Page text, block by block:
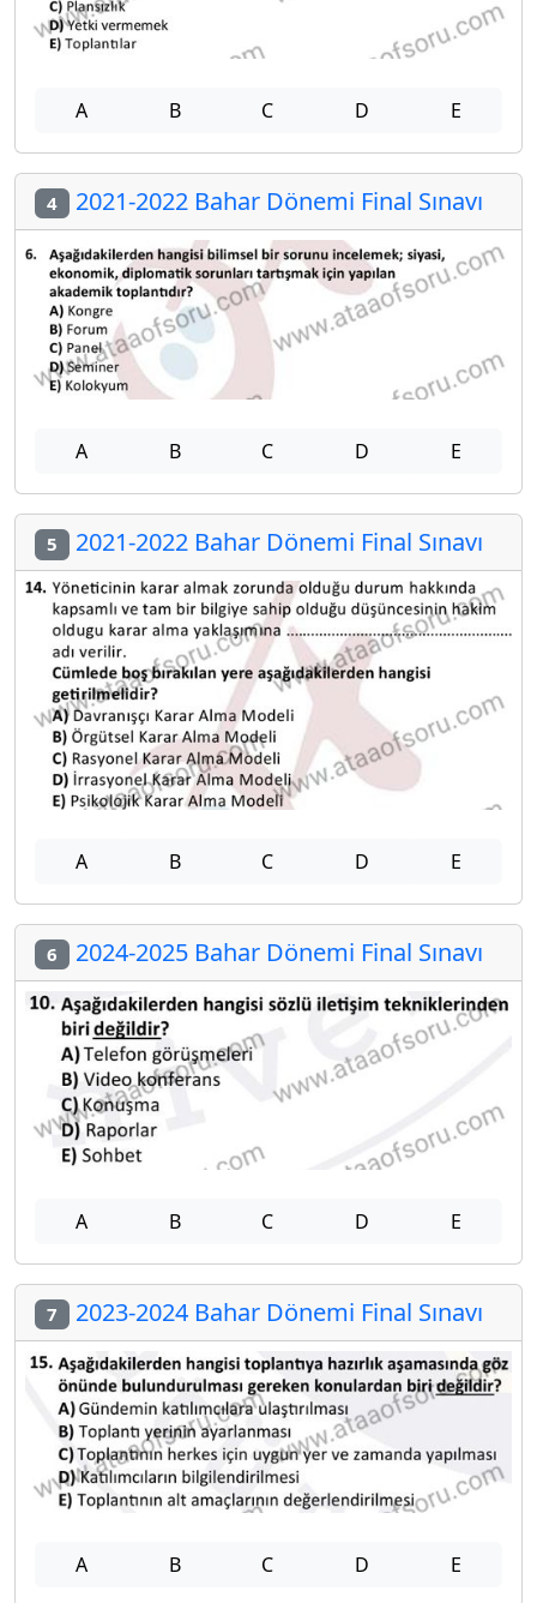
A B C D E
4 2021-2022 Bahar Dönemi Final Sınavı
A B C D E
5 2021-2022 Bahar Dönemi Final Sınavı
A B C D E
6 2024-2025 Bahar Dönemi Final Sınavı
A B C D E
7 2023-2024 Bahar Dönemi Final Sınavı
A B C D E